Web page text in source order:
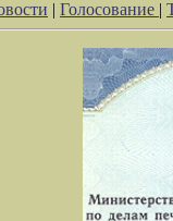
| Голосование |